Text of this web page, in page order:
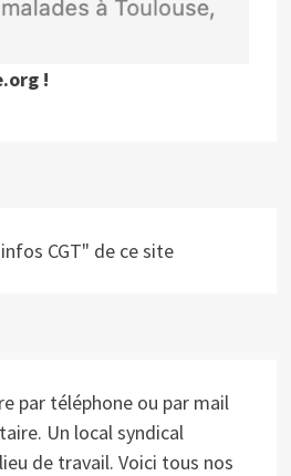
!
CGT" de ce site
par téléphone ou par mail
Un local syndical
de travail. Voici tous nos